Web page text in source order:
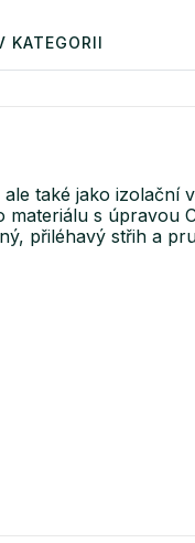
KATEGORII
také jako izolační
s úpravou
přiléhavý střih a